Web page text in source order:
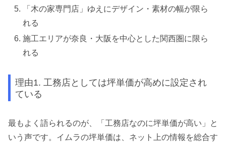
「木の家専門店」ゆえにデザイン・素材の幅が限ら
れる
施工エリアが奈良・大阪を中心とした関西圏に限ら
れる
理由1. 工務店としては坪単価が高めに設定され
ている
最もよく語られるのが、「工務店なのに坪単価が高い」と
いう声です。イムラの坪単価は、ネット上の情報を総合す